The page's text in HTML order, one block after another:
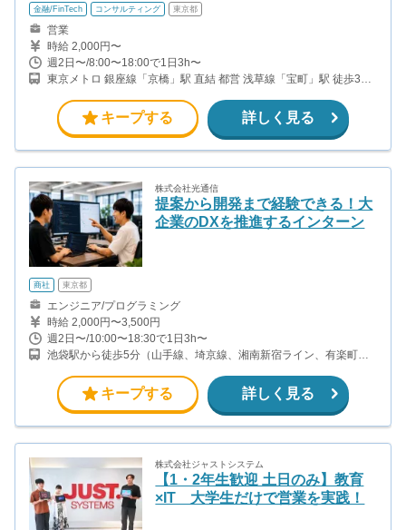
金融/FinTech コンサルティング 東京都
営業
時給 2,000円〜
週2日〜/8:00〜18:00で1日3h〜
東京メトロ 銀座線「京橋」駅 直結 都営 浅草線「宝町」駅 徒歩3分
徒歩5分
キープする 詳しく見る
株式会社光通信
提案から開発まで経験できる！大
企業のDXを推進するインターン
商社 東京都
エンジニア/プログラミング
時給 2,000円〜3,500円
週2日〜/10:00〜18:30で1日3h〜
池袋駅から徒歩5分（山手線、埼京線、湘南新宿ライン、有楽町
キープする 詳しく見る
株式会社ジャストシステム
【1・2年生歓迎 土日のみ】教育
×IT 大学生だけで営業を実践！